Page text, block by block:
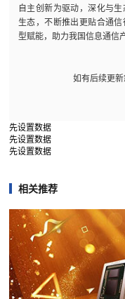
自主创新为驱动，深化与
生态，不断推出更贴合通
型赋能，助力我国信息通信
如有后续更
先设置数据
先设置数据
先设置数据
相关推荐